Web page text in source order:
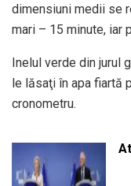
dimensiuni medii se
mari – 15 minute, iar
Inelul verde din jurul
le lăsaţi în apa fiartă
cronometru.